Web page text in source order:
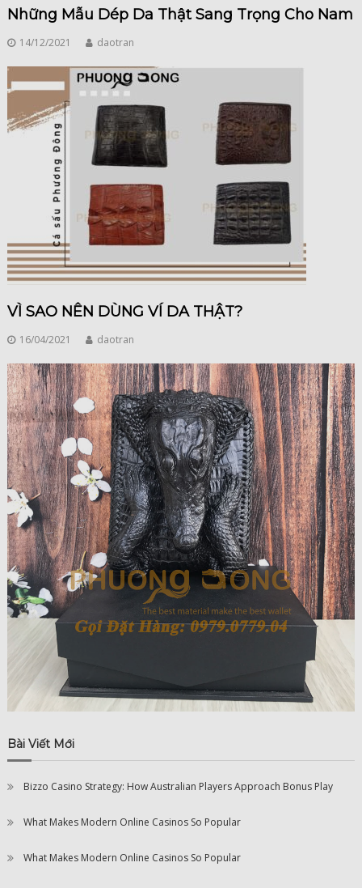
Những Mẫu Dép Da Thật Sang Trọng Cho Nam
14/12/2021 daotran
VÌ SAO NÊN DÙNG VÍ DA THẬT?
16/04/2021 daotran
Bài Viết Mới
Bizzo Casino Strategy: How Australian Players Approach Bonus Play
What Makes Modern Online Casinos So Popular
What Makes Modern Online Casinos So Popular